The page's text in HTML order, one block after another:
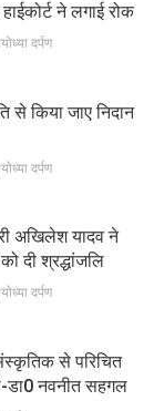
ने लगाई रोक
दर्पण
से किया जाए निदान
दर्पण
अखिलेश यादव ने
दी श्रद्धांजलि
दर्पण
से परिचित
डा0 नवनीत सहगल